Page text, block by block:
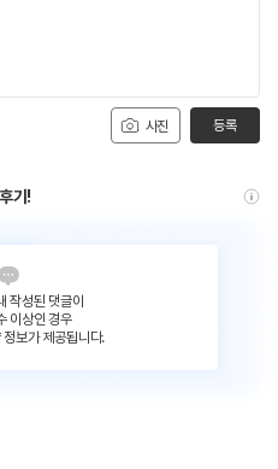
사진 등록
기!
작성된 댓글이
이상인 경우
보가 제공됩니다.